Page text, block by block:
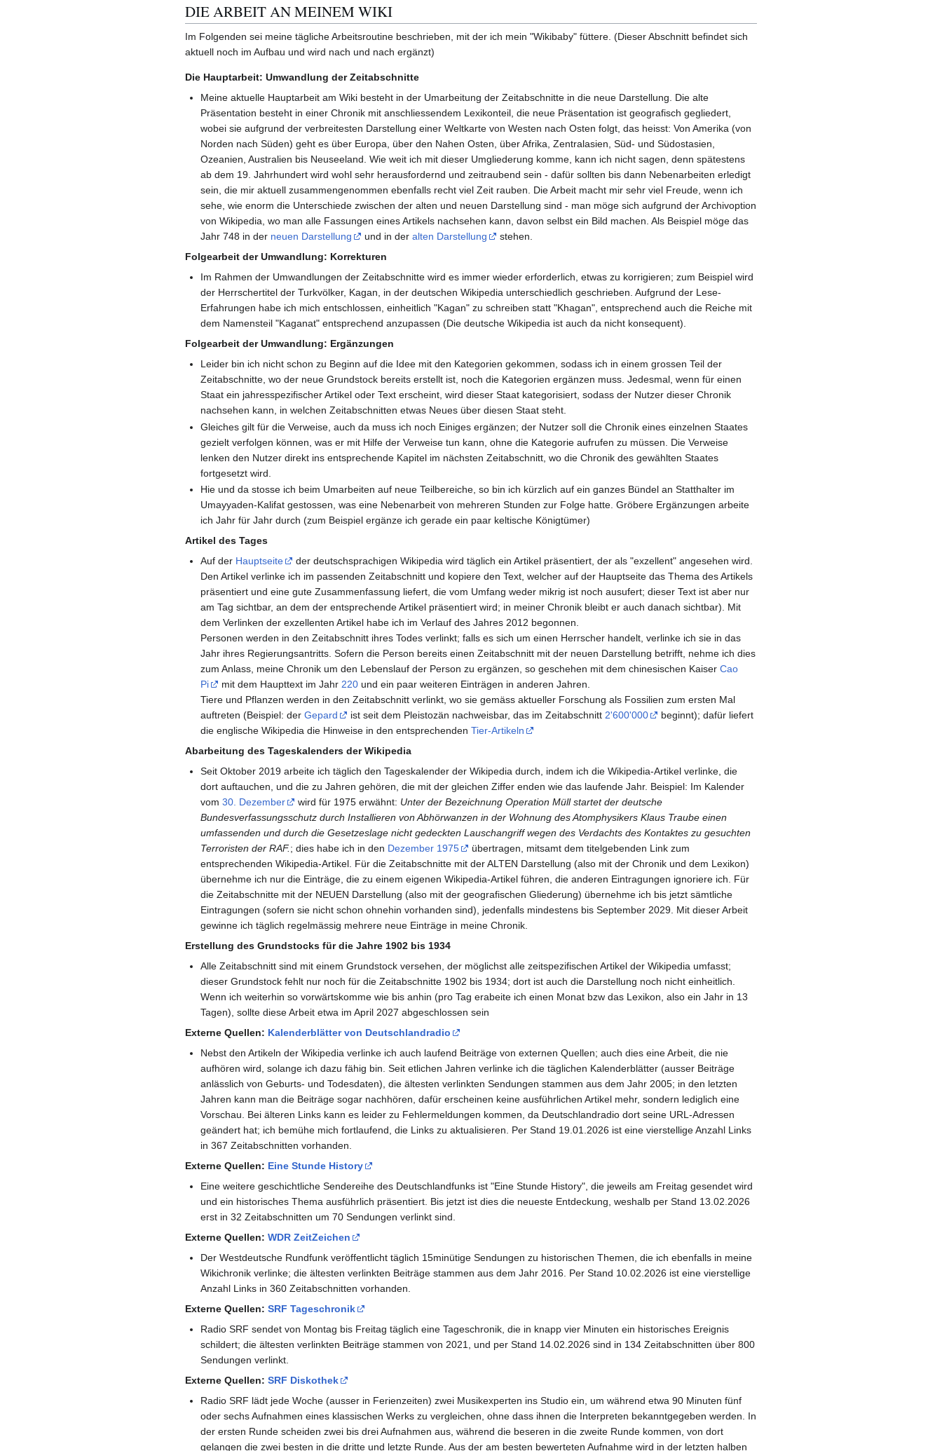
DIE ARBEIT AN MEINEM WIKI
Im Folgenden sei meine tägliche Arbeitsroutine beschrieben, mit der ich mein "Wikibaby" füttere. (Dieser Abschnitt befindet sich
aktuell noch im Aufbau und wird nach und nach ergänzt)
Die Hauptarbeit: Umwandlung der Zeitabschnitte
Meine aktuelle Hauptarbeit am Wiki besteht in der Umarbeitung der Zeitabschnitte in die neue Darstellung. Die alte
Präsentation besteht in einer Chronik mit anschliessendem Lexikonteil, die neue Präsentation ist geografisch gegliedert,
wobei sie aufgrund der verbreitesten Darstellung einer Weltkarte von Westen nach Osten folgt, das heisst: Von Amerika (von
Norden nach Süden) geht es über Europa, über den Nahen Osten, über Afrika, Zentralasien, Süd- und Südostasien,
Ozeanien, Australien bis Neuseeland. Wie weit ich mit dieser Umgliederung komme, kann ich nicht sagen, denn spätestens
ab dem 19. Jahrhundert wird wohl sehr herausfordernd und zeitraubend sein - dafür sollten bis dann Nebenarbeiten erledigt
sein, die mir aktuell zusammengenommen ebenfalls recht viel Zeit rauben. Die Arbeit macht mir sehr viel Freude, wenn ich
sehe, wie enorm die Unterschiede zwischen der alten und neuen Darstellung sind - man möge sich aufgrund der Archivoption
von Wikipedia, wo man alle Fassungen eines Artikels nachsehen kann, davon selbst ein Bild machen. Als Beispiel möge das
Jahr 748 in der neuen Darstellung und in deralten Darstellung
stehen.
Folgearbeit der Umwandlung: Korrekturen
Im Rahmen der Umwandlungen der Zeitabschnitte wird es immer wieder erforderlich, etwas zu korrigieren; zum Beispiel wird
der Herrschertitel der Turkvölker, Kagan, in der deutschen Wikipedia unterschiedlich geschrieben. Aufgrund der Lese-
Erfahrungen habe ich mich entschlossen, einheitlich "Kagan" zu schreiben statt "Khagan", entsprechend auch die Reiche mit
dem Namensteil "Kaganat" entsprechend anzupassen (Die deutsche Wikipedia ist auch da nicht konsequent).
Folgearbeit der Umwandlung: Ergänzungen
Leider bin ich nicht schon zu Beginn auf die Idee mit den Kategorien gekommen, sodass ich in einem grossen Teil der
Zeitabschnitte, wo der neue Grundstock bereits erstellt ist, noch die Kategorien ergänzen muss. Jedesmal, wenn für einen
Staat ein jahresspezifischer Artikel oder Text erscheint, wird dieser Staat kategorisiert, sodass der Nutzer dieser Chronik
nachsehen kann, in welchen Zeitabschnitten etwas Neues über diesen Staat steht.
Gleiches gilt für die Verweise, auch da muss ich noch Einiges ergänzen; der Nutzer soll die Chronik eines einzelnen Staates
gezielt verfolgen können, was er mit Hilfe der Verweise tun kann, ohne die Kategorie aufrufen zu müssen. Die Verweise
lenken den Nutzer direkt ins entsprechende Kapitel im nächsten Zeitabschnitt, wo die Chronik des gewählten Staates
fortgesetzt wird.
Hie und da stosse ich beim Umarbeiten auf neue Teilbereiche, so bin ich kürzlich auf ein ganzes Bündel an Statthalter im
Umayyaden-Kalifat gestossen, was eine Nebenarbeit von mehreren Stunden zur Folge hatte. Gröbere Ergänzungen arbeite
ich Jahr für Jahr durch (zum Beispiel ergänze ich gerade ein paar keltische Königtümer)
Artikel des Tages
Auf der Hauptseite
der deutschsprachigen Wikipedia wird täglich ein Artikel präsentiert, der als "exzellent" angesehen wird.
Den Artikel verlinke ich im passenden Zeitabschnitt und kopiere den Text, welcher auf der Hauptseite das Thema des Artikels
präsentiert und eine gute Zusammenfassung liefert, die vom Umfang weder mikrig ist noch ausufert; dieser Text ist aber nur
am Tag sichtbar, an dem der entsprechende Artikel präsentiert wird; in meiner Chronik bleibt er auch danach sichtbar). Mit
dem Verlinken der exzellenten Artikel habe ich im Verlauf des Jahres 2012 begonnen.
Personen werden in den Zeitabschnitt ihres Todes verlinkt; falls es sich um einen Herrscher handelt, verlinke ich sie in das
Jahr ihres Regierungsantritts. Sofern die Person bereits einen Zeitabschnitt mit der neuen Darstellung betrifft, nehme ich dies
zum Anlass, meine Chronik um den Lebenslauf der Person zu ergänzen, so geschehen mit dem chinesischen KaiserCao
Pi
mit dem Haupttext im Jahr220 und ein paar weiteren Einträgen in anderen Jahren.
Tiere und Pflanzen werden in den Zeitabschnitt verlinkt, wo sie gemäss aktueller Forschung als Fossilien zum ersten Mal
auftreten (Beispiel: derGepard ist seit dem Pleistozän nachweisbar, das im Zeitabschnitt2'600'000
beginnt); dafür liefert
die englische Wikipedia die Hinweise in den entsprechendenTier-Artikeln
Abarbeitung des Tageskalenders der Wikipedia
Seit Oktober 2019 arbeite ich täglich den Tageskalender der Wikipedia durch, indem ich die Wikipedia-Artikel verlinke, die
dort auftauchen, und die zu Jahren gehören, die mit der gleichen Ziffer enden wie das laufende Jahr. Beispiel: Im Kalender
vom30. Dezember wird für 1975 erwähnt: Unter der Bezeichnung Operation Müll startet der deutsche
Bundesverfassungsschutz durch Installieren von Abhörwanzen in der Wohnung des Atomphysikers Klaus Traube einen
umfassenden und durch die Gesetzeslage nicht gedeckten Lauschangriff wegen des Verdachts des Kontaktes zu gesuchten
Terroristen der RAF.; dies habe ich in den Dezember 1975
übertragen, mitsamt dem titelgebenden Link zum
entsprechenden Wikipedia-Artikel. Für die Zeitabschnitte mit der ALTEN Darstellung (also mit der Chronik und dem Lexikon)
übernehme ich nur die Einträge, die zu einem eigenen Wikipedia-Artikel führen, die anderen Eintragungen ignoriere ich. Für
die Zeitabschnitte mit der NEUEN Darstellung (also mit der geografischen Gliederung) übernehme ich bis jetzt sämtliche
Eintragungen (sofern sie nicht schon ohnehin vorhanden sind), jedenfalls mindestens bis September 2029. Mit dieser Arbeit
gewinne ich täglich regelmässig mehrere neue Einträge in meine Chronik.
Erstellung des Grundstocks für die Jahre 1902 bis 1934
Alle Zeitabschnitt sind mit einem Grundstock versehen, der möglichst alle zeitspezifischen Artikel der Wikipedia umfasst;
dieser Grundstock fehlt nur noch für die Zeitabschnitte 1902 bis 1934; dort ist auch die Darstellung noch nicht einheitlich.
Wenn ich weiterhin so vorwärtskomme wie bis anhin (pro Tag erabeite ich einen Monat bzw das Lexikon, also ein Jahr in 13
Tagen), sollte diese Arbeit etwa im April 2027 abgeschlossen sein
Externe Quellen: Kalenderblätter von Deutschlandradio
Nebst den Artikeln der Wikipedia verlinke ich auch laufend Beiträge von externen Quellen; auch dies eine Arbeit, die nie
aufhören wird, solange ich dazu fähig bin. Seit etlichen Jahren verlinke ich die täglichen Kalenderblätter (ausser Beiträge
anlässlich von Geburts- und Todesdaten), die ältesten verlinkten Sendungen stammen aus dem Jahr 2005; in den letzten
Jahren kann man die Beiträge sogar nachhören, dafür erscheinen keine ausführlichen Artikel mehr, sondern lediglich eine
Vorschau. Bei älteren Links kann es leider zu Fehlermeldungen kommen, da Deutschlandradio dort seine URL-Adressen
geändert hat; ich bemühe mich fortlaufend, die Links zu aktualisieren. Per Stand 19.01.2026 ist eine vierstellige Anzahl Links
in 367 Zeitabschnitten vorhanden.
Externe Quellen: Eine Stunde History
Eine weitere geschichtliche Sendereihe des Deutschlandfunks ist "Eine Stunde History", die jeweils am Freitag gesendet wird
und ein historisches Thema ausführlich präsentiert. Bis jetzt ist dies die neueste Entdeckung, weshalb per Stand 13.02.2026
erst in 32 Zeitabschnitten um 70 Sendungen verlinkt sind.
Externe Quellen: WDR ZeitZeichen
Der Westdeutsche Rundfunk veröffentlicht täglich 15minütige Sendungen zu historischen Themen, die ich ebenfalls in meine
Wikichronik verlinke; die ältesten verlinkten Beiträge stammen aus dem Jahr 2016. Per Stand 10.02.2026 ist eine vierstellige
Anzahl Links in 360 Zeitabschnitten vorhanden.
Externe Quellen: SRF Tageschronik
Radio SRF sendet von Montag bis Freitag täglich eine Tageschronik, die in knapp vier Minuten ein historisches Ereignis
schildert; die ältesten verlinkten Beiträge stammen von 2021, und per Stand 14.02.2026 sind in 134 Zeitabschnitten über 800
Sendungen verlinkt.
Externe Quellen: SRF Diskothek
Radio SRF lädt jede Woche (ausser in Ferienzeiten) zwei Musikexperten ins Studio ein, um während etwa 90 Minuten fünf
oder sechs Aufnahmen eines klassischen Werks zu vergleichen, ohne dass ihnen die Interpreten bekanntgegeben werden. In
der ersten Runde scheiden zwei bis drei Aufnahmen aus, während die beseren in die zweite Runde kommen, von dort
gelangen die zwei besten in die dritte und letzte Runde. Aus der am besten bewerteten Aufnahme wird in der letzten halben